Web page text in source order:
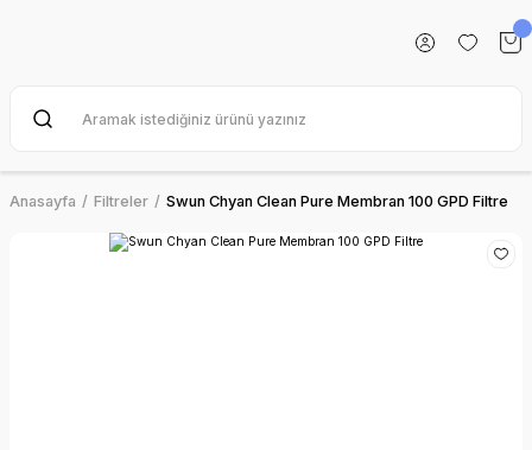
Anasayfa Filtreler Swun Chyan Clean Pure Membran 100 GPD Filtre